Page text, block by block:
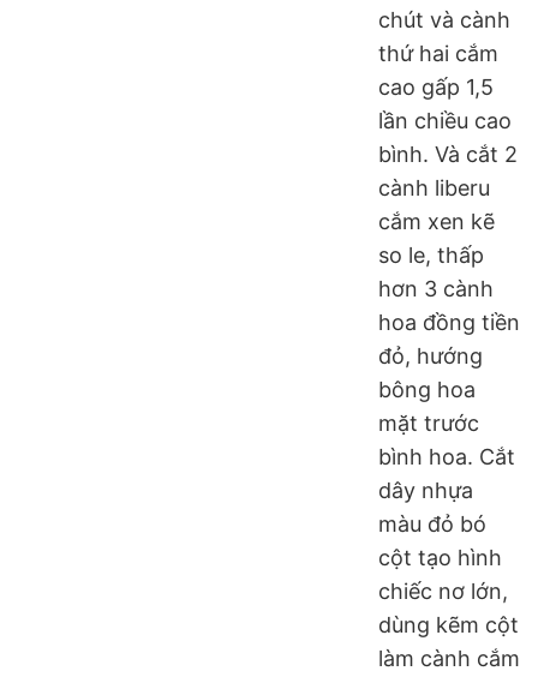
chút và cành
thứ hai cắm
cao gấp 1,5
lần chiều cao
bình. Và cắt 2
cành liberu
cắm xen kẽ
so le, thấp
hơn 3 cành
hoa đồng tiền
đỏ, hướng
bông hoa
mặt trước
bình hoa. Cắt
dây nhựa
màu đỏ bó
cột tạo hình
chiếc nơ lớn,
dùng kẽm cột
làm cành cắm